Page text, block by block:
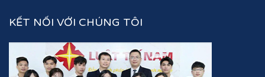
KẾT NỐI VỚI CHÚNG TÔI